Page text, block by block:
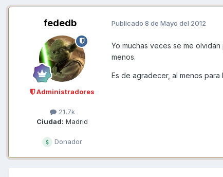
fededb
Administradores
21,7k
Ciudad: Madrid
Donador
Publicado 8 de Mayo del 2012
Yo muchas veces se me
menos.
Es de agradecer, al menos